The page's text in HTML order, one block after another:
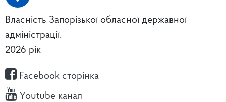
Власність Запорізької обласної державної
адміністрації.
2026 рік
Facebook сторінка
Youtube канал